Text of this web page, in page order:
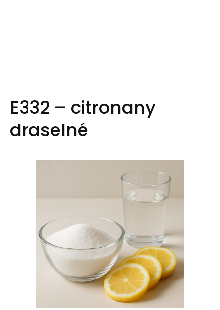
E332 – citronany
draselné